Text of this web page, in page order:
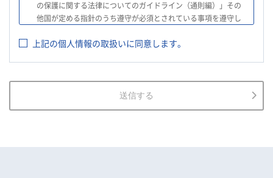
の保護に関する法律についてのガイドライン（通則編）」その
他国が定める指針のうち遵守が必須とされている事項を遵守し
2.
当社は、お客様等の個人情報を適正に取得し、法令で不要とさ
れている場合を除き、お客様等の個人情報の利用目的を通知又
当社は、お客様等の個人データについて、不正アクセス、漏え
い、滅失又は毀損等の防止に努め、個人データの管理のために
上記の個人情報の取扱いに同意します。
送信する